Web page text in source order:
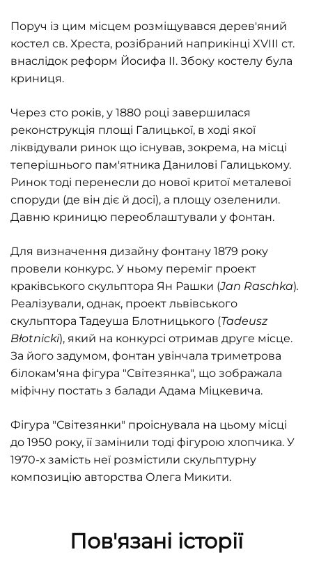
Поруч із цим місцем розміщувався дерев'яний
костел св. Хреста, розібраний наприкінці XVIII ст.
внаслідок реформ Йосифа ІІ. Збоку костелу була
криниця.
Через сто років, у 1880 році завершилася
реконструкція площі Галицької, в ході якої
ліквідували ринок що існував, зокрема, на місці
теперішнього пам'ятника Данилові Галицькому.
Ринок тоді перенесли до нової критої металевої
споруди (де він діє й досі), а площу озеленили.
Давню криницю переоблаштували у фонтан.
Для визначення дизайну фонтану 1879 року
провели конкурс. У ньому переміг проект
краківського скульптора Ян Рашки (Jan Raschka).
Реалізували, однак, проект львівського
скульптора Тадеуша Блотницького (Tadeusz
Błotnicki), який на конкурсі отримав друге місце.
За його задумом, фонтан увінчала триметрова
білокам'яна фігура "Світезянка", що зображала
міфічну постать з балади Адама Міцкевича.
Фігура "Світезянки" проіснувала на цьому місці
до 1950 року, її замінили тоді фігурою хлопчика. У
1970-х замість неї розмістили скульптурну
композицію авторства Олега Микити.
Пов'язані історії